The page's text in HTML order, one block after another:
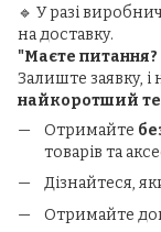
🔹 У разі
на доставку.
"Маєте
Залиште заявку,
найкоротший
Отримайте
товарів та
Дізнайтеся,
Отримайте